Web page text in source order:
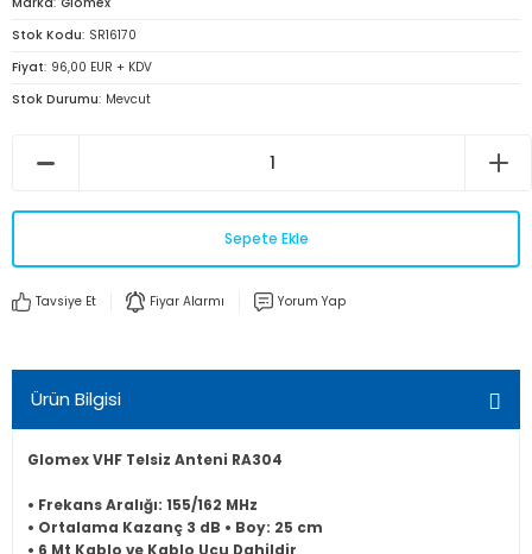
Stok Kodu SR16170
Fiyat 96,00 EUR + KDV
Stok Durumu Mevcut
Sepete Ekle
Tavsiye Et Fiyar Alarmı Yorum Yap
Ürün Bilgisi
Glomex VHF Telsiz Anteni RA304
• Frekans Aralığı: 155/162 MHz
• Ortalama Kazanç 3 dB • Boy: 25 cm